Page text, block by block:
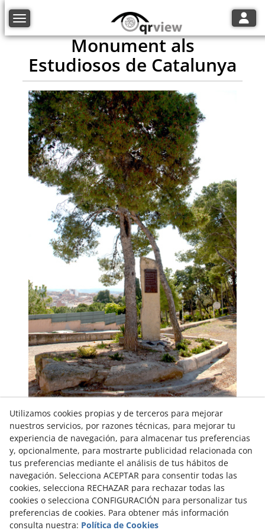
Toggle navigation
Monument als
Estudiosos de Catalunya
Els dies 28 i 29 d'abril de 1973 la ciutat de Tàrrega va acollir
la celebració de la XVI Assemblea d'Estudiosos de
Catalunya. En record d'aquestes jornades es va voler deixar
empremta al parc amb l'erecció d'un monument que es va
situar a l'entrada de la plaça de les Alzines, a tocar del
passeig de Simó Canet.
Utilizamos cookies propias y de terceros para mejorar
nuestros servicios, por razones técnicas, para mejorar tu
experiencia de navegación, para almacenar tus preferencias
y, opcionalmente, para mostrarte publicidad relacionada con
tus preferencias mediante el análisis de tus hábitos de
navegación. Selecciona ACEPTAR para consentir todas las
cookies, selecciona RECHAZAR para rechazar todas las
cookies o selecciona CONFIGURACIÓN para personalizar tus
preferencias de cookies. Para obtener más información
consulta nuestra: Política de Cookies